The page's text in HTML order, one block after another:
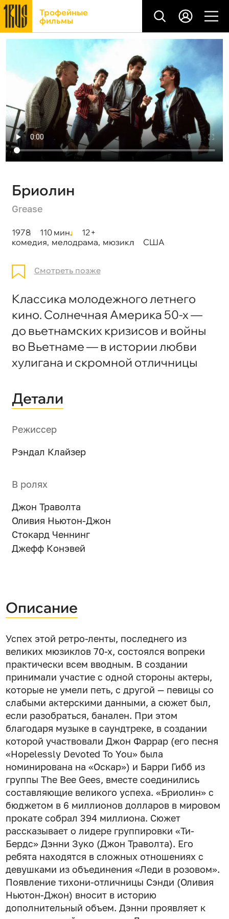
Трофейные
фильмы
Бриолин
Grease
1978 110 мин.
12+
комедия, мелодрама, мюзикл США
Смотреть позже
Классика молодежного летнего
кино. Солнечная Америка 50-х —
до вьетнамских кризисов и войны
во Вьетнаме — в истории любви
хулигана и скромной отличницы
Детали
Режиссер
Рэндал Клайзер
В ролях
Джон Траволта
Оливия Ньютон-Джон
Стокард Ченнинг
Джефф Конэвей
Описание
Успех этой ретро-ленты, последнего из
великих мюзиклов 70-х, состоялся вопреки
практически всем вводным. В создании
принимали участие с одной стороны актеры,
которые не умели петь, с другой — певицы со
слабыми актерскими данными, а сюжет был,
если разобраться, банален. При этом
благодаря музыке в саундтреке, в создании
которой участвовали Джон Фаррар (его песня
«Hopelessly Devoted To You» была
номинирована на «Оскар») и Барри Гибб из
группы The Bee Gees, вместе соединились
составляющие великого успеха. «Бриолин» с
бюджетом в 6 миллионов долларов в мировом
прокате собрал 394 миллиона. Сюжет
рассказывает о лидере группировки «Ти-
Бердс» Дэнни Зуко (Джон Траволта). Его
ребята находятся в сложных отношениях с
девушками из объединения «Леди в розовом».
Появление тихони-отличницы Сэнди (Оливия
Ньютон-Джон) вносит в историю
дополнительный объем. Дэнни проявляет к